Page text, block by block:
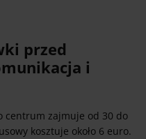
przed
i
centrum zajmuje od 30 do
kosztuje około 6 euro.